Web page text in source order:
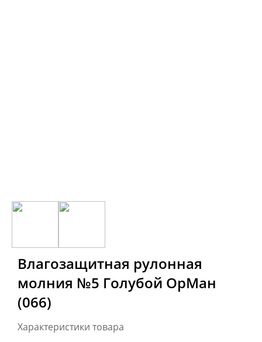
Влагозащитная рулонная
молния №5 Голубой ОрМан
(066)
Характеристики товара